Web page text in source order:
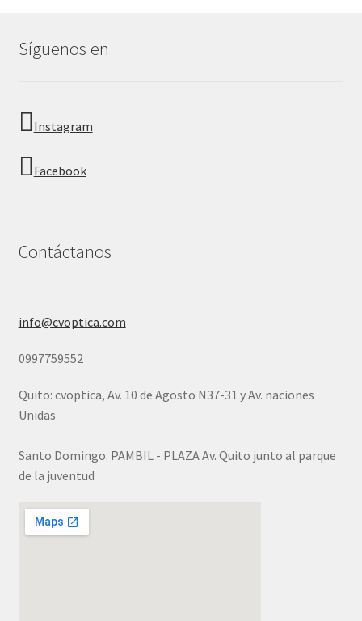
Síguenos en
Instagram
Facebook
Contáctanos
info@cvoptica.com
0997759552
Quito: cvoptica, Av. 10 de Agosto N37-31 y Av. naciones
Unidas
Santo Domingo: PAMBIL - PLAZA Av. Quito junto al parque
de la juventud